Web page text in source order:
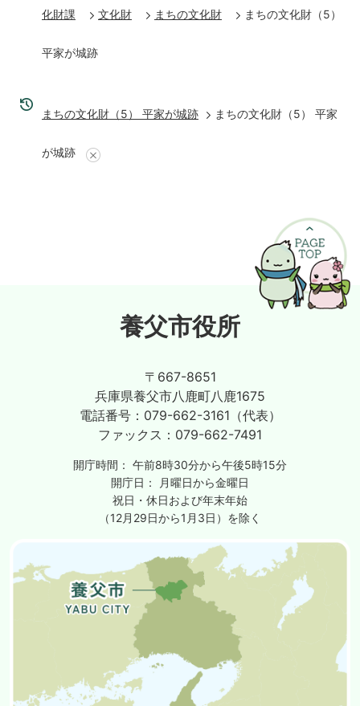
化財課 文化財 まちの文化財 まちの文化財（5）
平家が城跡
まちの文化財（5） 平家が城跡 まちの文化財（5） 平家
が城跡
養父市役所
〒667-8651
兵庫県養父市八鹿町八鹿1675
電話番号： 079-662-3161（代表）
ファックス： 079-662-7491
開庁時間： 午前8時30分から午後5時15分
開庁日：
月曜日から金曜日
祝日・休日および年末年始
（12月29日から1月3日）を除く